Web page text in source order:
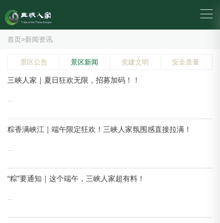
首页>新闻资讯
景区公告 景区新闻 党建文明 安全质量
三峡人家｜夏日狂欢无限，招募加码！！
粽香满峡江｜端午限定狂欢！三峡人家氛围感直接拉满！
“粽”要通知｜这个端午，三峡人家超有料！